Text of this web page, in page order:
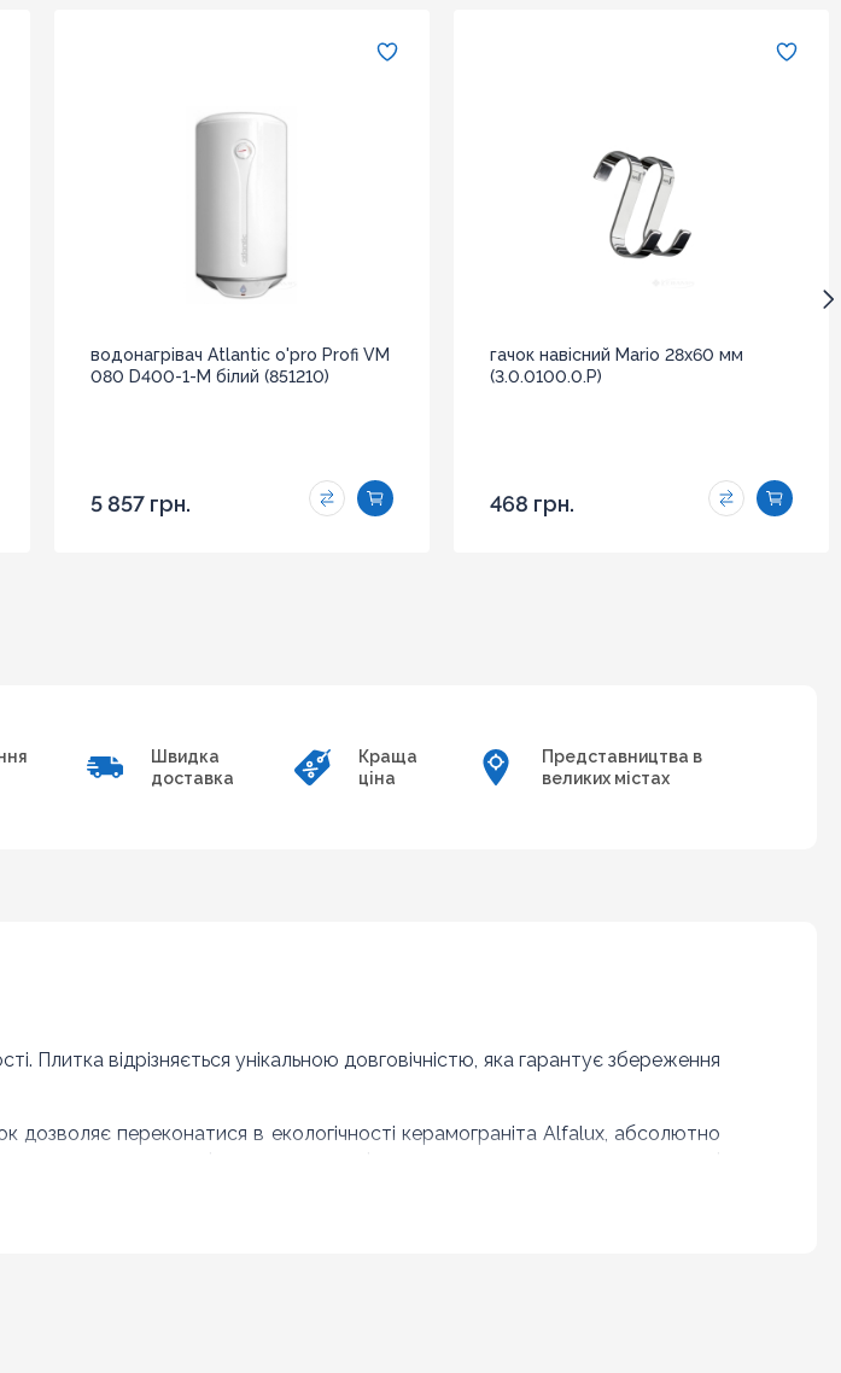
водонагрівач Atlantic o'pro Profi VM
080 D400-1-M білий (851210)
5 857 грн.
гачок навісний Mario 28x60 мм
(3.0.0100.0.P)
468 грн.
Швидка
доставка
Краща
ціна
Представництва в
великих містах
Плитка відрізняється унікальною довговічністю, яка гарантує збереження
дозволяє переконатися в екологічності керамограніта Alfalux, абсолютно
для просторих і невеликих приміщень, не вимагає складного догляду і